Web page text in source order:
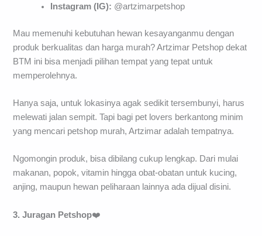
Instagram (IG): @artzimarpetshop
Mau memenuhi kebutuhan hewan kesayanganmu dengan
produk berkualitas dan harga murah? Artzimar Petshop dekat
BTM ini bisa menjadi pilihan tempat yang tepat untuk
memperolehnya.
Hanya saja, untuk lokasinya agak sedikit tersembunyi, harus
melewati jalan sempit. Tapi bagi pet lovers berkantong minim
yang mencari petshop murah, Artzimar adalah tempatnya.
Ngomongin produk, bisa dibilang cukup lengkap. Dari mulai
makanan, popok, vitamin hingga obat-obatan untuk kucing,
anjing, maupun hewan peliharaan lainnya ada dijual disini.
3. Juragan Petshop❤️